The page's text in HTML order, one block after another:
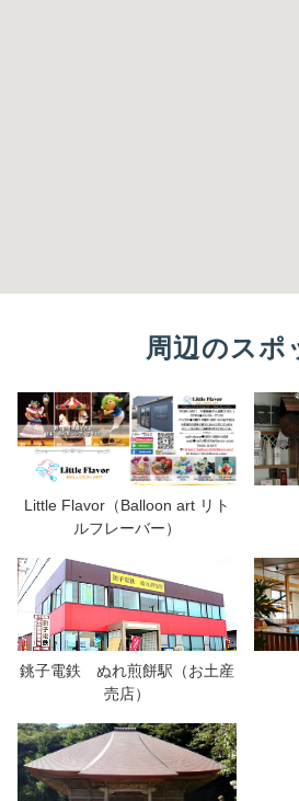
周辺のスポ
Little Flavor（Balloon art リト
ルフレーバー）
銚子電鉄 ぬれ煎餅駅（お土産
売店）